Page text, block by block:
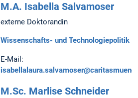
M.A. Isabella Salvamoser
externe Doktorandin
Wissenschafts- und Technologiepolitik
E-Mail:
M.Sc. Marlise Schneider